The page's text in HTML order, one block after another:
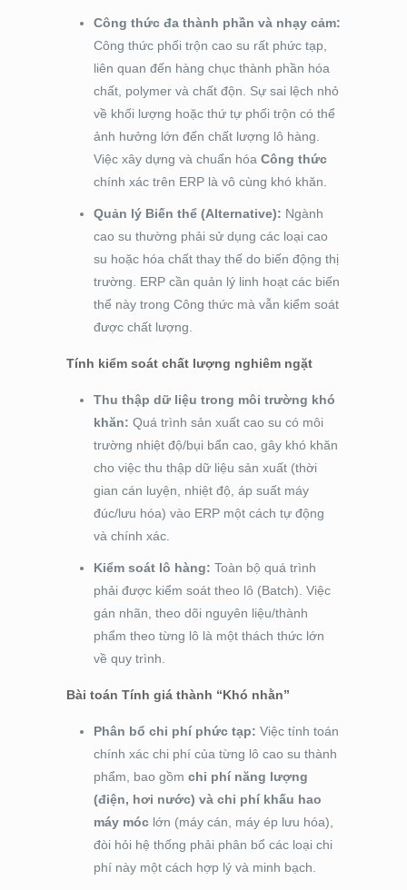
Công thức đa thành phần và nhạy cảm:
Công thức phối trộn cao su rất phức tạp,
liên quan đến hàng chục thành phần hóa
chất, polymer và chất độn. Sự sai lệch nhỏ
về khối lượng hoặc thứ tự phối trộn có thể
ảnh hưởng lớn đến chất lượng lô hàng.
Việc xây dựng và chuẩn hóa Công thức
chính xác trên ERP là vô cùng khó khăn.
Quản lý Biến thể (Alternative): Ngành
cao su thường phải sử dụng các loại cao
su hoặc hóa chất thay thế do biến động thị
trường. ERP cần quản lý linh hoạt các biến
thể này trong Công thức mà vẫn kiểm soát
được chất lượng.
Tính kiểm soát chất lượng nghiêm ngặt
Thu thập dữ liệu trong môi trường khó
khăn: Quá trình sản xuất cao su có môi
trường nhiệt độ/bụi bẩn cao, gây khó khăn
cho việc thu thập dữ liệu sản xuất (thời
gian cán luyện, nhiệt độ, áp suất máy
đúc/lưu hóa) vào ERP một cách tự động
và chính xác.
Kiểm soát lô hàng: Toàn bộ quá trình
phải được kiểm soát theo lô (Batch). Việc
gán nhãn, theo dõi nguyên liệu/thành
phẩm theo từng lô là một thách thức lớn
về quy trình.
Bài toán Tính giá thành “Khó nhằn”
Phân bổ chi phí phức tạp: Việc tính toán
chính xác chi phí của từng lô cao su thành
phẩm, bao gồm chi phí năng lượng
(điện, hơi nước) và chi phí khấu hao
máy móclớn (máy cán, máy ép lưu hóa),
đòi hỏi hệ thống phải phân bổ các loại chi
phí này một cách hợp lý và minh bạch.